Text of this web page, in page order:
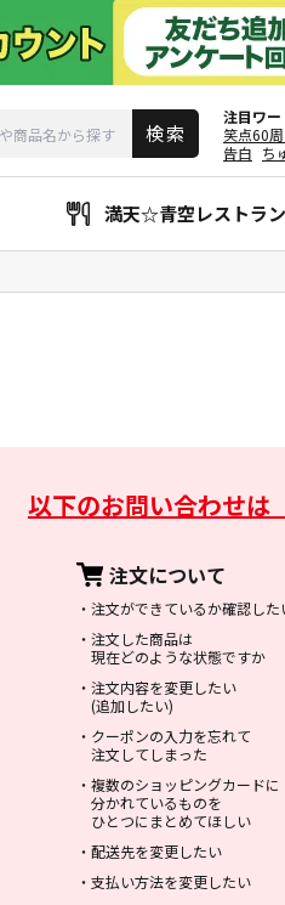
注目ワー
笑点60
告白 ち
満天☆青空レストラン
以下のお問い合わせは
注文について
・ 注文ができているか確認した
・ 注文した商品は
現在どのような状態ですか
・ 注文内容を変更したい
(追加したい)
・ クーポンの入力を忘れて
注文してしまった
・ 複数のショッピングカードに
分かれているものを
ひとつにまとめてほしい
・ 配送先を変更したい
・ 支払い方法を変更したい